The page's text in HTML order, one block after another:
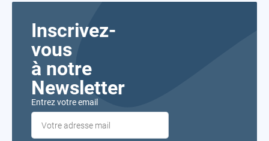
Inscrivez-
vous
à notre
Newsletter
Entrez votre email